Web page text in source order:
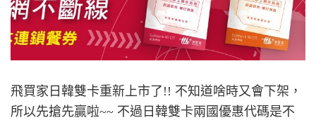
飛買家日韓雙卡重新上市了!! 不知道啥時又會下架，
所以先搶先贏啦~~ 不過日韓雙卡兩國優惠代碼是不